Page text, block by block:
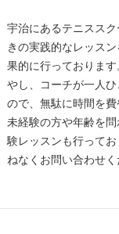
宇治にあるテニスス
きの実践的なレッス
果的に行っておりま
やし、コーチが一人
ので、無駄に時間を費
未経験の方や年齢を
験レッスンも行って
ねなくお問い合わせく